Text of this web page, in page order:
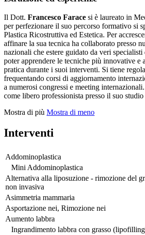
Il Dott. Francesco Farace si è laureato in
per perfezionare il suo percorso formativo si
Plastica Ricostruttiva ed Estetica. Per
affinare la sua tecnica ha collaborato presso
nazionali che estere guidato da veri specialisti
poter apprendere le tecniche più innovative e
pratica durante i suoi interventi. Si tiene
frequentando corsi di aggiornamento
a numerosi congressi e meeting
come libero professionista presso il suo
Mostra di più Mostra di meno
Interventi
Addominoplastica
Mini Addominoplastica
Alternativa alla liposuzione - rimozione del
non invasiva
Asimmetria mammaria
Asportazione nei, Rimozione nei
Aumento labbra
Ingrandimento labbra con grasso